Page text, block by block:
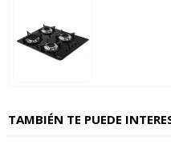
TAMBIÉN TE PUEDE